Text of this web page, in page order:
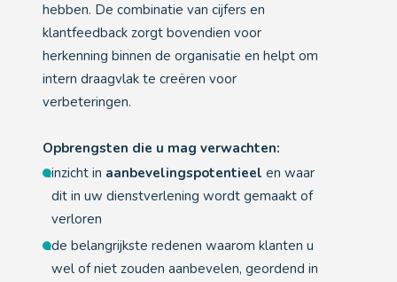
hebben. De combinatie van cijfers en
klantfeedback zorgt bovendien voor
herkenning binnen de organisatie en helpt om
intern draagvlak te creëren voor
verbeteringen.
Opbrengsten die u mag verwachten:
inzicht in aanbevelingspotentieel en waar
dit in uw dienstverlening wordt gemaakt of
verloren
de belangrijkste redenen waarom klanten u
wel of niet zouden aanbevelen, geordend in